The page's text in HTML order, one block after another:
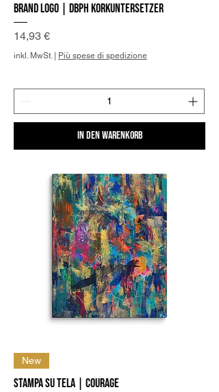
Brand Logo | DBPh Korkuntersetzer
Preis
14,93 €
inkl. MwSt. | Più spese di spedizione
In den Warenkorb
New
Stampa su Tela | Courage